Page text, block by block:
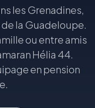
les Grenadines,
la Guadeloupe.
ou entre amis
Hélia 44.
en pension